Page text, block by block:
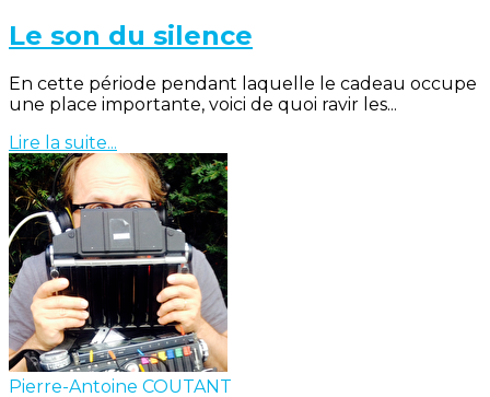
Le son du silence
En cette période pendant laquelle le cadeau occupe
une place importante, voici de quoi ravir les...
Lire la suite...
Pierre-Antoine COUTANT